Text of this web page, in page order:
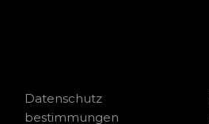
Datenschutz
bestimmungen